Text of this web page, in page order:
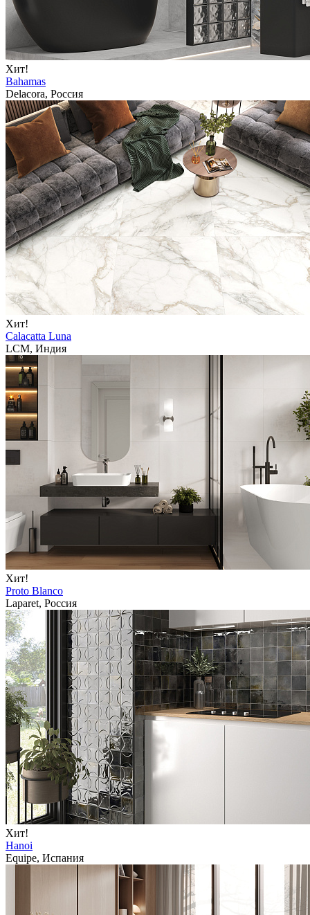
Хит!
Bahamas
Delacora, Россия
Хит!
Calacatta Luna
LCM, Индия
Хит!
Proto Blanco
Laparet, Россия
Хит!
Hanoi
Equipe, Испания